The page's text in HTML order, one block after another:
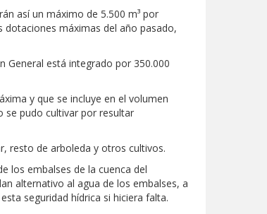
así un máximo de 5.500 m³ por
dotaciones máximas del año pasado,
General está integrado por 350.000
y que se incluye en el volumen
se pudo cultivar por resultar
resto de arboleda y otros cultivos.
los embalses de la cuenca del
alternativo al agua de los embalses, a
seguridad hídrica si hiciera falta.